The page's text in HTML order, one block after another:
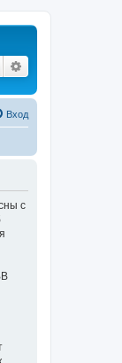
Поиск
Вход
с